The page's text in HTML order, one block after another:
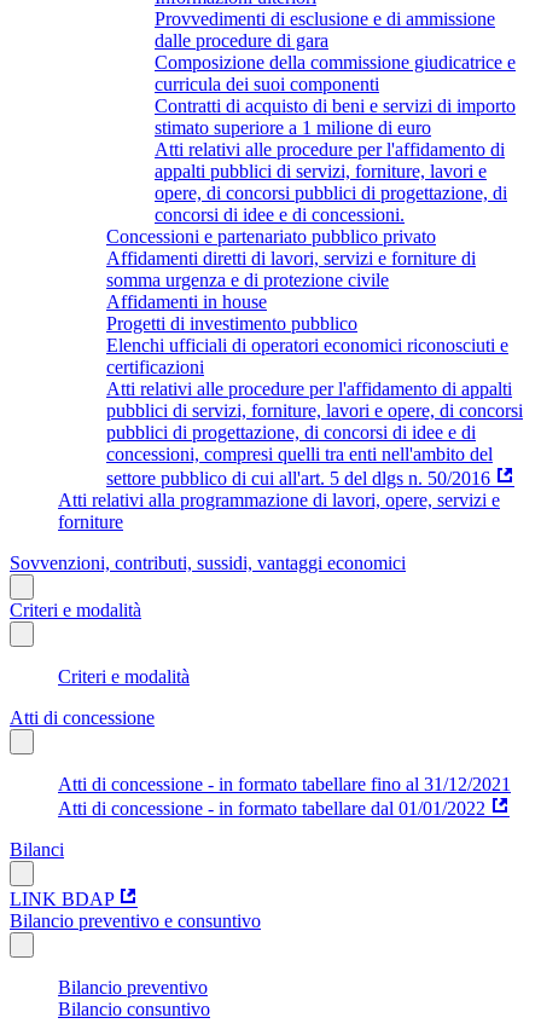
Provvedimenti di esclusione e di ammissione
dalle procedure di gara
Composizione della commissione giudicatrice e
curricula dei suoi componenti
Contratti di acquisto di beni e servizi di importo
stimato superiore a 1 milione di euro
Atti relativi alle procedure per l'affidamento di
appalti pubblici di servizi, forniture, lavori e
opere, di concorsi pubblici di progettazione, di
concorsi di idee e di concessioni.
Concessioni e partenariato pubblico privato
Affidamenti diretti di lavori, servizi e forniture di
somma urgenza e di protezione civile
Affidamenti in house
Progetti di investimento pubblico
Elenchi ufficiali di operatori economici riconosciuti e
certificazioni
Atti relativi alle procedure per l'affidamento di appalti
pubblici di servizi, forniture, lavori e opere, di concorsi
pubblici di progettazione, di concorsi di idee e di
concessioni, compresi quelli tra enti nell'ambito del
settore pubblico di cui all'art. 5 del dlgs n. 50/2016
Atti relativi alla programmazione di lavori, opere, servizi e
forniture
Sovvenzioni, contributi, sussidi, vantaggi economici
Criteri e modalità
Criteri e modalità
Atti di concessione
Atti di concessione - in formato tabellare fino al 31/12/2021
Atti di concessione - in formato tabellare dal 01/01/2022
Bilanci
LINK BDAP
Bilancio preventivo e consuntivo
Bilancio preventivo
Bilancio consuntivo